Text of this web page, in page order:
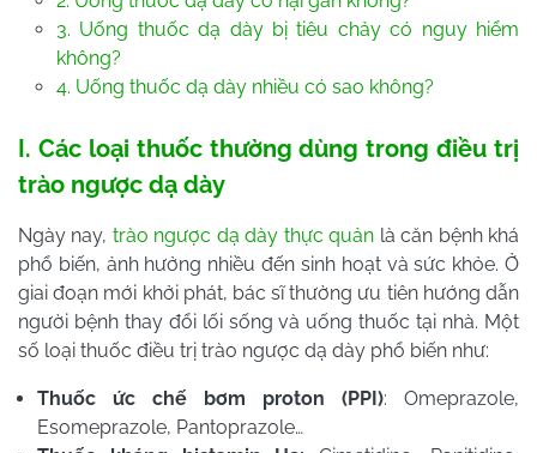
3. Uống thuốc dạ dày bị tiêu chảy có nguy hiểm
không?
4. Uống thuốc dạ dày nhiều có sao không?
I. Các loại thuốc thường dùng trong điều trị
trào ngược dạ dày
Ngày nay, trào ngược dạ dày thực quản là căn bệnh khá
phổ biến, ảnh hưởng nhiều đến sinh hoạt và sức khỏe. Ở
giai đoạn mới khởi phát, bác sĩ thường ưu tiên hướng dẫn
người bệnh thay đổi lối sống và uống thuốc tại nhà. Một
số loại thuốc điều trị trào ngược dạ dày phổ biến như:
Thuốc ức chế bơm proton (PPI): Omeprazole,
Esomeprazole, Pantoprazole…